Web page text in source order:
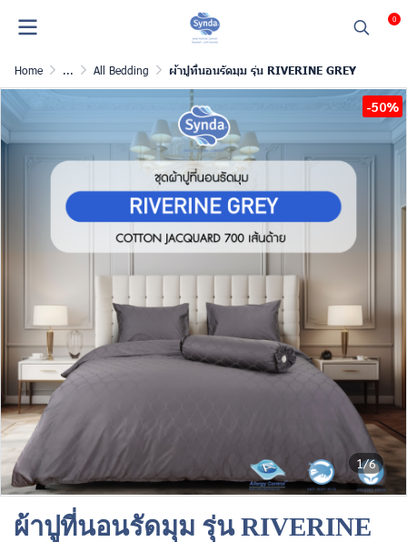
0
Home ... All Bedding ผ้าปูที่นอนรัดมุม รุ่น RIVERINE GREY
1/6
-50%
ผ้าปูที่นอนรัดมุม รุ่น RIVERINE